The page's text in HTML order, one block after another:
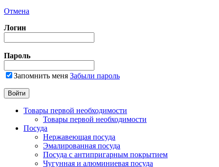
Отмена
Логин
Пароль
Запомнить меня Забыли пароль
Товары первой необходимости
Товары первой необходимости
Посуда
Нержавеющая посуда
Эмалированная посуда
Посуда с антипригарным покрытием
Чугунная и алюминиевая посуда